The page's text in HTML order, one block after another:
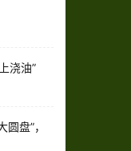
浇油”
盘”，